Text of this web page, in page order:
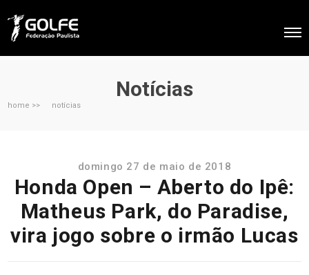
Notícias
home >> notícias
domingo 27 de maio de 2018
Honda Open – Aberto do Ipê:
Matheus Park, do Paradise,
vira jogo sobre o irmão Lucas